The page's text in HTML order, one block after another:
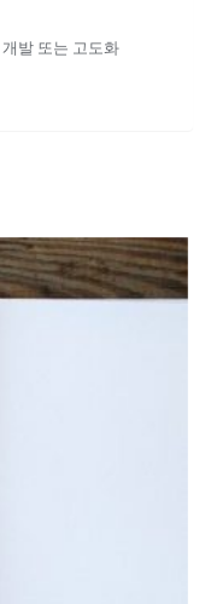
발 또는 고도화